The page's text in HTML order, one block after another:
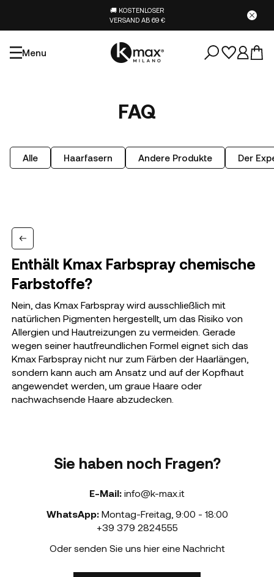
🚚 KOSTENLOSER
VERSAND AB 69 €
Menu
FAQ
Alle Haarfasern Andere Produkte Der
Enthält Kmax Farbspray chemische
Farbstoffe?
Nein, das Kmax Farbspray wird ausschließlich mit
natürlichen Pigmenten hergestellt, um das Risiko von
Allergien und Hautreizungen zu vermeiden. Gerade
wegen seiner hautfreundlichen Formel eignet sich das
Kmax Farbspray nicht nur zum Färben der Haarlängen,
sondern kann auch am Ansatz und auf der Kopfhaut
angewendet werden, um graue Haare oder
nachwachsende Haare abzudecken.
Sie haben noch Fragen?
E-Mail: info@k-max.it
WhatsApp: Montag-Freitag 9:00 - 18:00
+39 379 2824555
Oder senden Sie uns hier eine Nachricht